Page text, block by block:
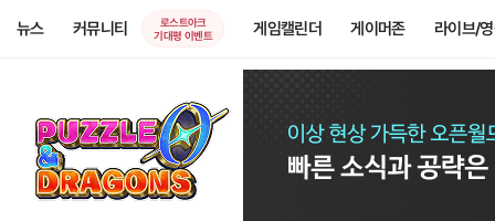
뉴스 커뮤니티
로스트아크
기대평 이벤트
게임캘린더 게이머존 라이브/